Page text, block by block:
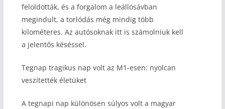
feloldották, és a forgalom a leállósávban
megindult, a torlódás még mindig több
kilométeres. Az autósoknak itt is számolniuk kell
a jelentős késéssel.
Tegnap tragikus nap volt az M1-esen: nyolcan
veszítették életüket
A tegnapi nap különösen súlyos volt a magyar